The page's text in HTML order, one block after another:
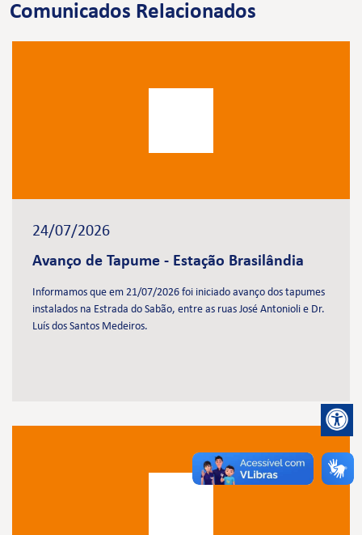
Comunicados Relacionados
24/07/2026
Avanço de Tapume - Estação Brasilândia
Informamos que em 21/07/2026 foi iniciado avanço dos tapumes
instalados na Estrada do Sabão, entre as ruas José Antonioli e Dr.
Luís dos Santos Medeiros.